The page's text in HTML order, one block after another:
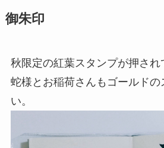
御朱印
秋限定の紅葉スタンプが押され
蛇様とお稲荷さんもゴールドの
い。